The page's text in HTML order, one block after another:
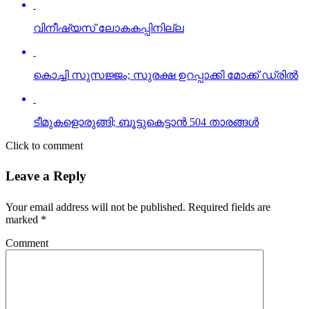
വിനീഷ്യസ് ലോകകപ്പിനില്ല
കൊച്ചി സുസജ്ജം; സുരക്ഷ ഉറപ്പാക്കി മോക്ക് ഡ്രില്‍
ടീമുകളൊരുങ്ങി; ബൂട്ടുകെട്ടാന്‍ 504 താരങ്ങള്‍
Click to comment
Comment